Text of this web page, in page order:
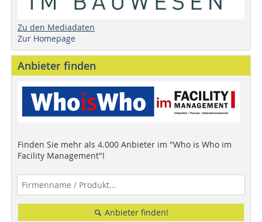
Zu den Mediadaten
Zur Homepage
Anbieter finden
Finden Sie mehr als 4.000 Anbieter im "Who is Who im
Facility Management"!
Anbieter finden!